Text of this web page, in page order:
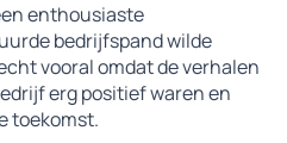
enthousiaste
bedrijfspand wilde
vooral omdat de verhalen
erg positief waren en
toekomst.